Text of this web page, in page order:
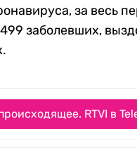
за весь
заболевших,
RTVI в